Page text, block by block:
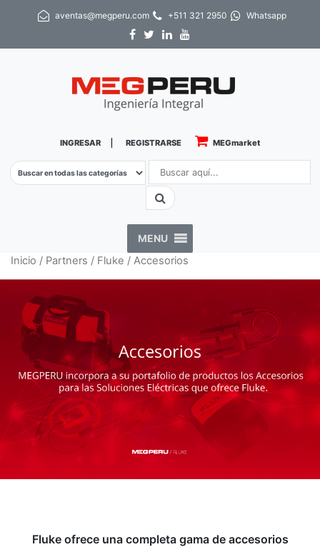
aventas@megperu.com +511 321 2950 Whatsapp
INGRESAR REGISTRARSE MEGmarket
MENU
Inicio / Partners / Fluke / Accesorios
Fluke ofrece una completa gama de accesorios